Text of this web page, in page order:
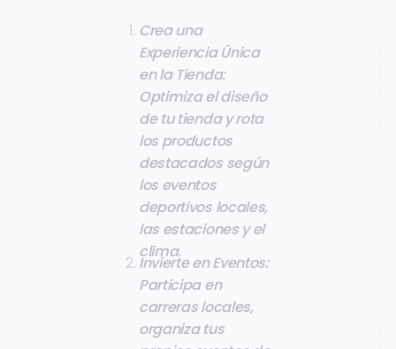
Crea una
Experiencia Única
en la Tienda:
Optimiza el diseño
de tu tienda y rota
los productos
destacados según
los eventos
deportivos locales,
las estaciones y el
clima.
Invierte en Eventos:
Participa en
carreras locales,
organiza tus